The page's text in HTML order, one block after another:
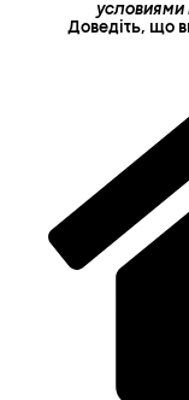
условиями
Доведіть, що